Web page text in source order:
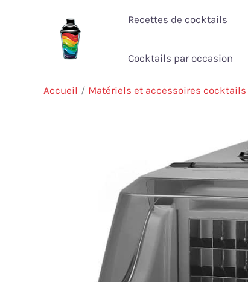
Recettes de cocktails
Cocktails par occasion
Accueil Matériels et accessoires cocktails